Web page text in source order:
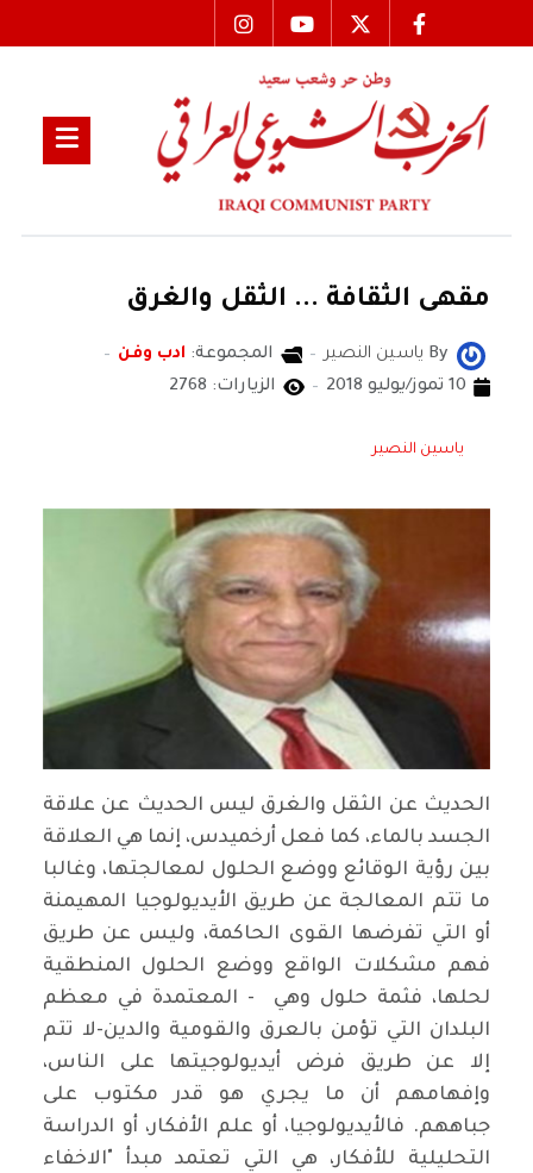
مقهى الثقافة ... الثقل والغرق
By ياسين النصير المجموعة: ادب وفن
10 تموز/يوليو 2018
الزيارات: 2768
ياسين النصير
الحديث عن الثقل والغرق ليس الحديث عن علاقة
الجسد بالماء، كما فعل أرخميدس، إنما هي العلاقة
بين رؤية الوقائع ووضع الحلول لمعالجتها، وغالبا
ما تتم المعالجة عن طريق الأيديولوجيا المهيمنة
أو التي تفرضها القوى الحاكمة، وليس عن طريق
فهم مشكلات الواقع ووضع الحلول المنطقية
لحلها، فثمة حلول وهي - المعتمدة في معظم
البلدان التي تؤمن بالعرق والقومية والدين-لا تتم
إلا عن طريق فرض أيديولوجيتها على الناس،
وإفهامهم أن ما يجري هو قدر مكتوب على
جباههم. فالأيديولوجيا، أو علم الأفكار، أو الدراسة
التحليلية للأفكار، هي التي تعتمد مبدأ "الاخفاء